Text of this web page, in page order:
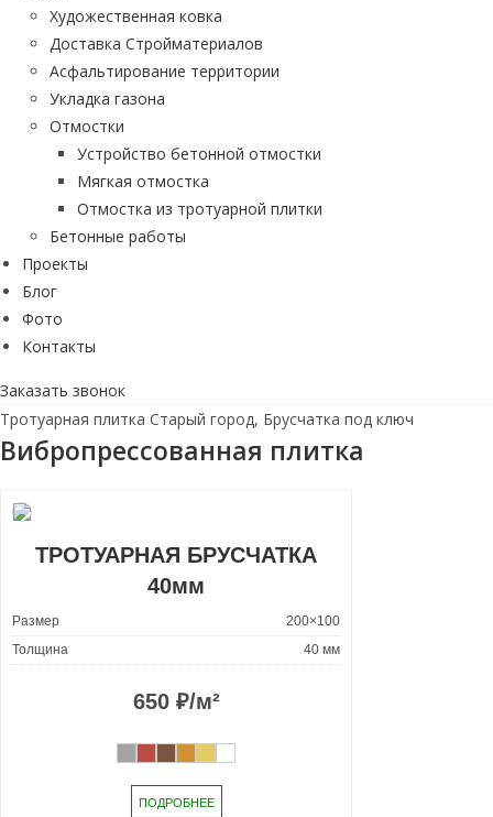
Художественная ковка
Доставка Стройматериалов
Асфальтирование территории
Укладка газона
Отмостки
Устройство бетонной отмостки
Мягкая отмостка
Отмостка из тротуарной плитки
Бетонные работы
Проекты
Блог
Фото
Контакты
Заказать звонок
Тротуарная плитка Старый город, Брусчатка под ключ
Вибропрессованная плитка
ТРОТУАРНАЯ БРУСЧАТКА
40мм
Размер
200×100
Толщина
40 мм
650₽/м²
ПОДРОБНЕЕ